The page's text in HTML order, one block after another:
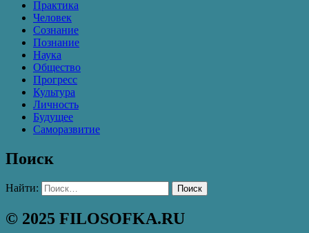
Практика
Человек
Сознание
Познание
Наука
Общество
Прогресс
Культура
Личность
Будущее
Саморазвитие
Поиск
Найти:
© 2025 FILOSOFKA.RU